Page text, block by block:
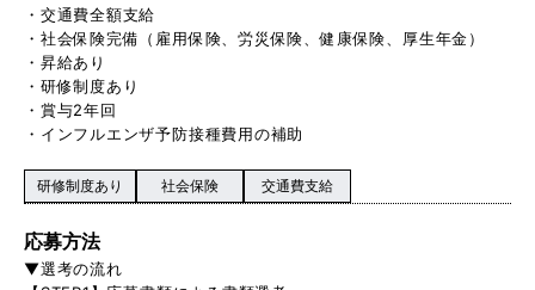
・交通費全額支給
・社会保険完備（雇用保険、労災保険、健康保険、厚生年金）
・昇給あり
・研修制度あり
・賞与2年回
・インフルエンザ予防接種費用の補助
研修制度あり 社会保険 交通費支給
応募方法
▼選考の流れ